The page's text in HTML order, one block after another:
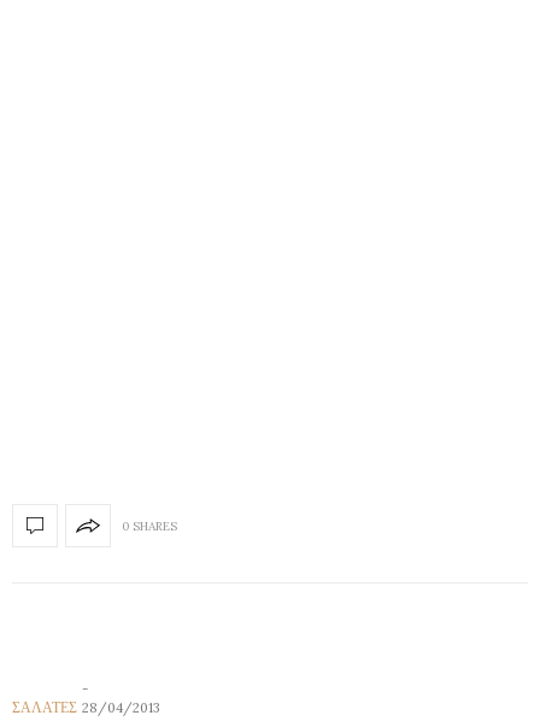
0 SHARES
ΣΑΛΑΤΕΣ 28/04/2013